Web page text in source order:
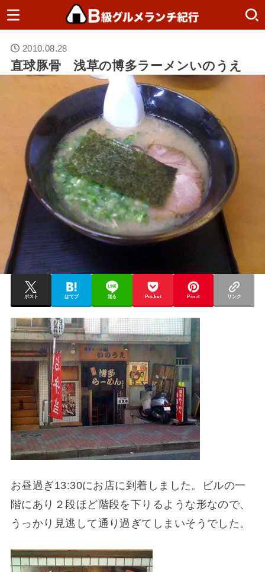
2010.08.28
直球豚骨 浅草の博多ラーメンいのうえ
ポスト はてブ 送る Pocket Pin it リンク
お昼過ぎ13:30にお店に到着しました。ビルの一
階にあり２段ほど階段を下りるような形なので、
うっかり見逃して通り過ぎてしまいそうでした。